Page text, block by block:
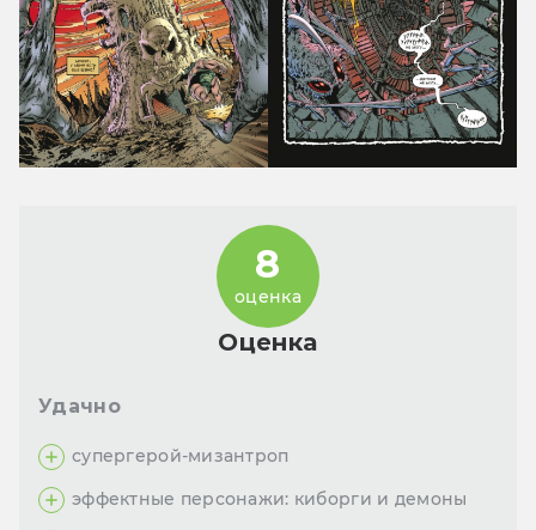
Оценка
8
оценка
Удачно
супергерой-мизантроп
эффектные персонажи: киборги и демоны